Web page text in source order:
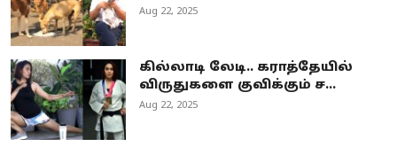
Aug 22, 2025
கில்லாடி லேடி.. கராத்தேயில்
விருதுகளை குவிக்கும் ச...
Aug 22, 2025